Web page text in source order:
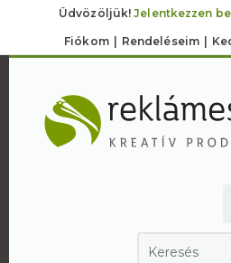
Üdvözöljük!Jelentkezzen
Fiókom Rendeléseim